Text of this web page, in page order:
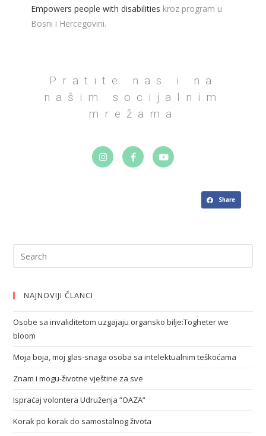
Empowers people with disabilities kroz program u
Bosni i Hercegovini.
Pratite nas i na
našim socijalnim
mrežama
Share
NAJNOVIJI ČLANCI
Osobe sa invaliditetom uzgajaju organsko bilje:Togheter we
bloom
Moja boja, moj glas-snaga osoba sa intelektualnim teškoćama
Znam i mogu-životne vještine za sve
Ispraćaj volontera Udruženja “OAZA”
Korak po korak do samostalnog života